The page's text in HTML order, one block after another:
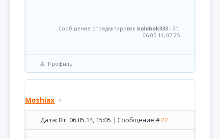
Сообщение отредактировал kolobok333 - Вт,
06.05.14, 02:25
Профиль
Moshiax
Дата: Вт, 06.05.14, 15:05 | Сообщение #22